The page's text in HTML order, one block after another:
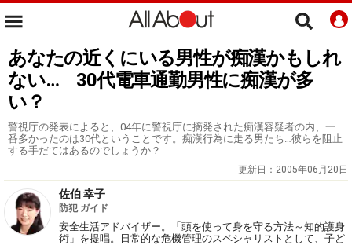
あなたの近くにいる男性が痴漢かもしれ
ない… 30代電車通勤男性に痴漢が多
い？
警視庁の発表によると、04年に警視庁に摘発された痴漢容疑者の内、一
番多かったのは30代ということです。痴漢行為に走る男たち…彼らを阻止
する手だてはあるのでしょうか？
更新日： 2005年06月20日
佐伯 幸子
防犯 ガイド
安全生活アドバイザー。「頭を使って身を守る方法～知的護身
術」を提唱。日常的な危機管理のスペシャリストとして、子ど